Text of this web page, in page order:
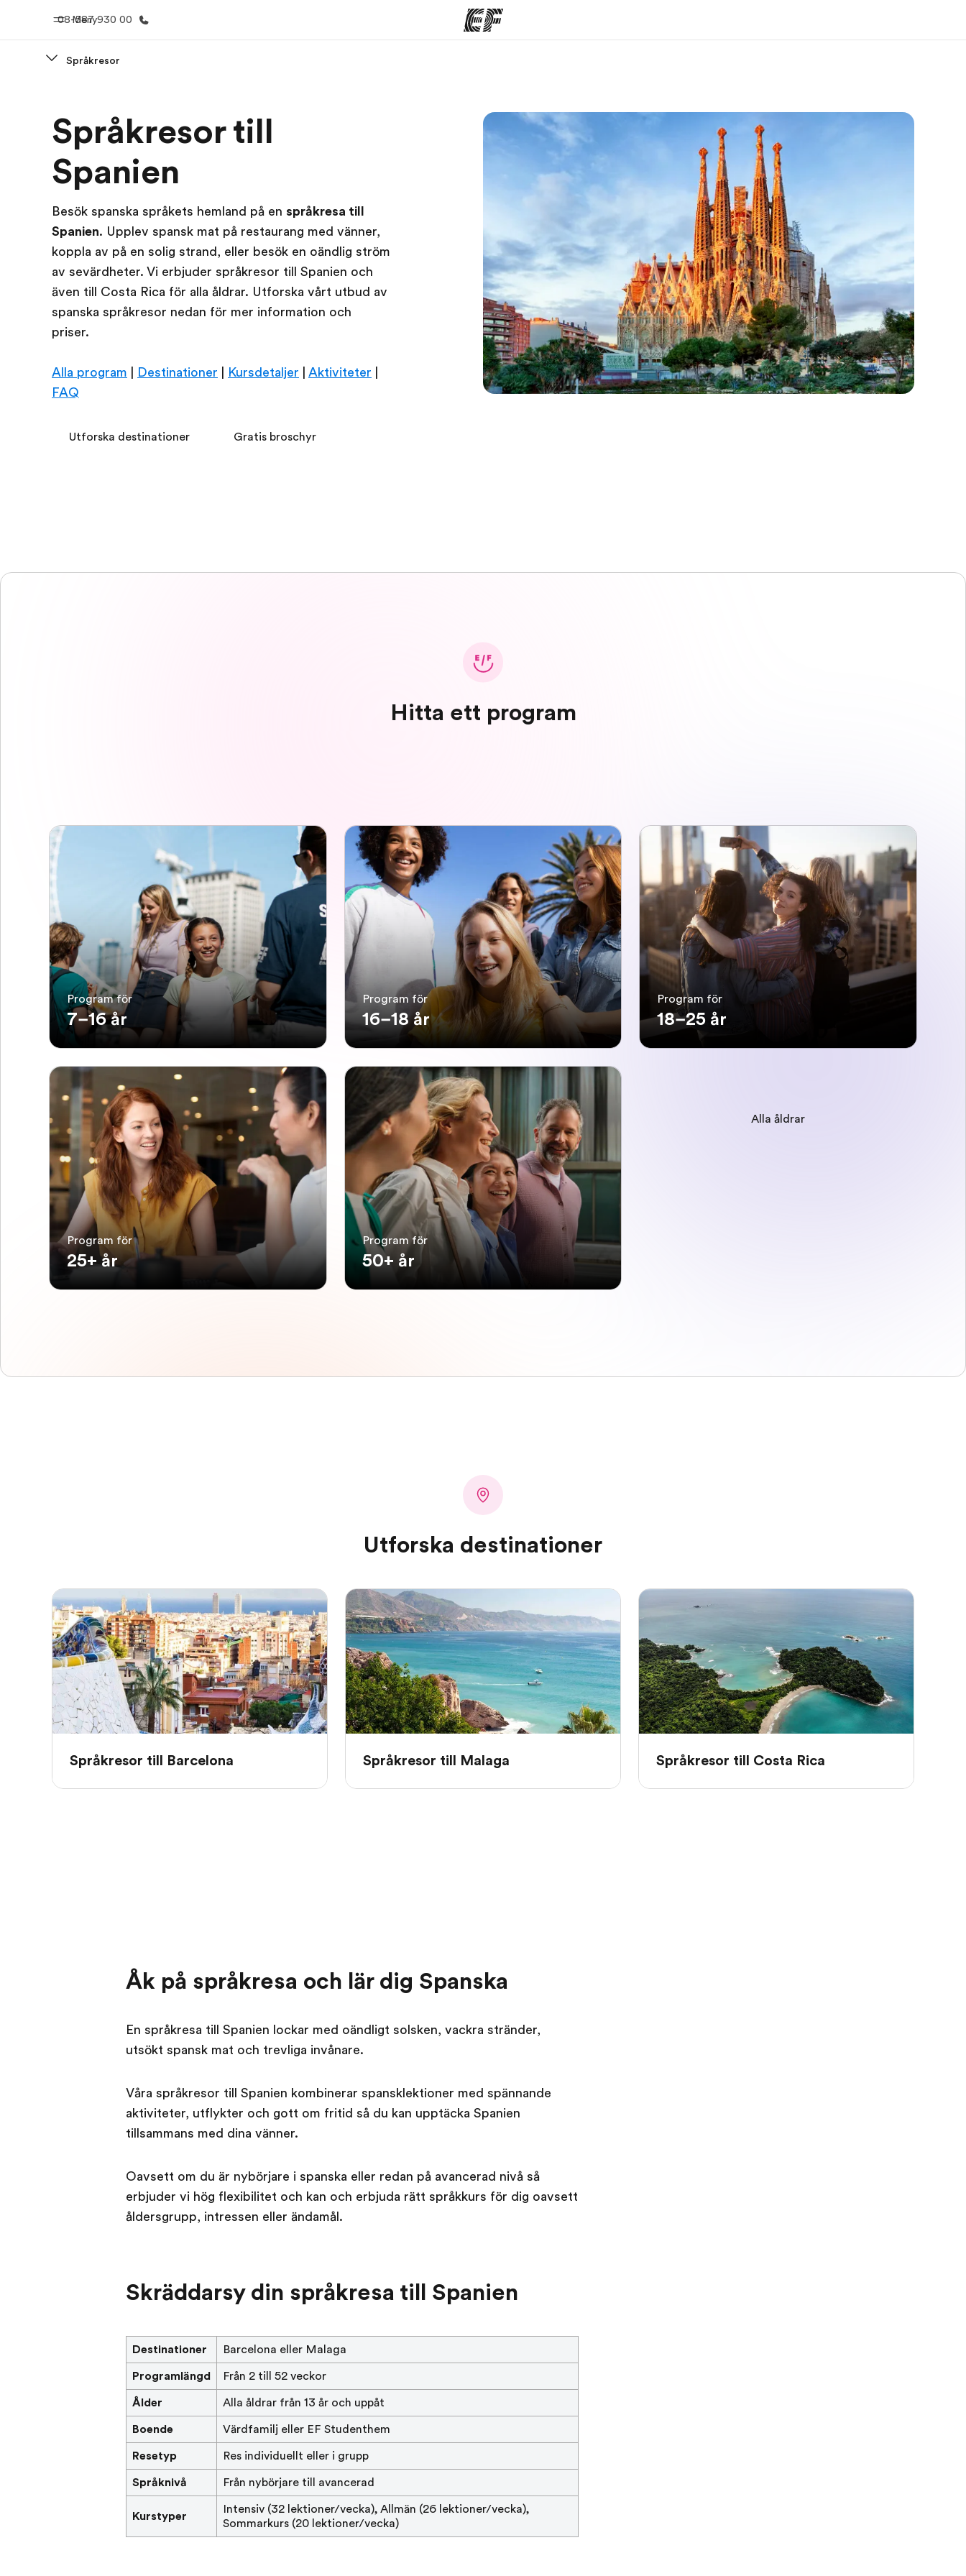
Meny
08-587 930 00
Välkommen till EF Hitta ett kontor nära dig
Språkresor
Språkresor till
Spanien
Besök spanska språkets hemland på en språkresa till
Spanien. Upplev spansk mat på restaurang med vänner,
koppla av på en solig strand, eller besök en oändlig ström
av sevärdheter. Vi erbjuder språkresor till Spanien och
även till Costa Rica för alla åldrar. Utforska vårt utbud av
spanska språkresor nedan för mer information och
priser.
Alla program Destinationer Kursdetaljer Aktiviteter
FAQ
Utforska destinationer Gratis broschyr
Hitta ett program
Program för
7–16 år
Program för
16–18 år
Program för
18–25 år
Program för
25+ år
Program för
50+ år
Alla åldrar
Utforska destinationer
Språkresor till Barcelona Språkresor till Malaga Språkresor till Costa Rica
Åk på språkresa och lär dig Spanska
En språkresa till Spanien lockar med oändligt solsken, vackra stränder,
utsökt spansk mat och trevliga invånare.
Våra språkresor till Spanien kombinerar spansklektioner med spännande
aktiviteter, utflykter och gott om fritid så du kan upptäcka Spanien
tillsammans med dina vänner.
Oavsett om du är nybörjare i spanska eller redan på avancerad nivå så
erbjuder vi hög flexibilitet och kan och erbjuda rätt språkkurs för dig oavsett
åldersgrupp, intressen eller ändamål.
Skräddarsy din språkresa till Spanien
Destinationer Barcelona eller Malaga
Programlängd Från 2 till 52 veckor
Ålder Alla åldrar från 13 år och uppåt
Boende Värdfamilj eller EF Studenthem
Resetyp Res individuellt eller i grupp
Språknivå Från nybörjare till avancerad
Kurstyper
Intensiv (32 lektioner/vecka), Allmän (26 lektioner/vecka),
Sommarkurs (20 lektioner/vecka)